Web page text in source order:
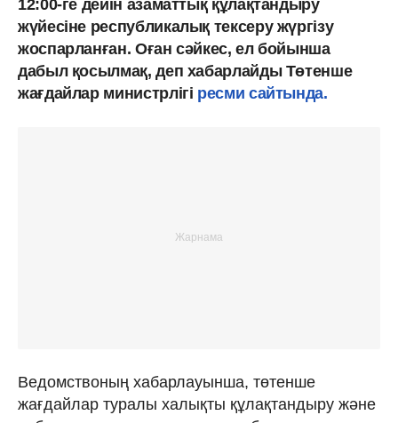
12:00-ге дейін азаматтық құлақтандыру
жүйесіне республикалық тексеру жүргізу
жоспарланған. Оған сәйкес, ел бойынша
дабыл қосылмақ, деп хабарлайды Төтенше
жағдайлар министрлігі ресми сайтында.
Ведомствоның хабарлауынша, төтенше
жағдайлар туралы халықты құлақтандыру және